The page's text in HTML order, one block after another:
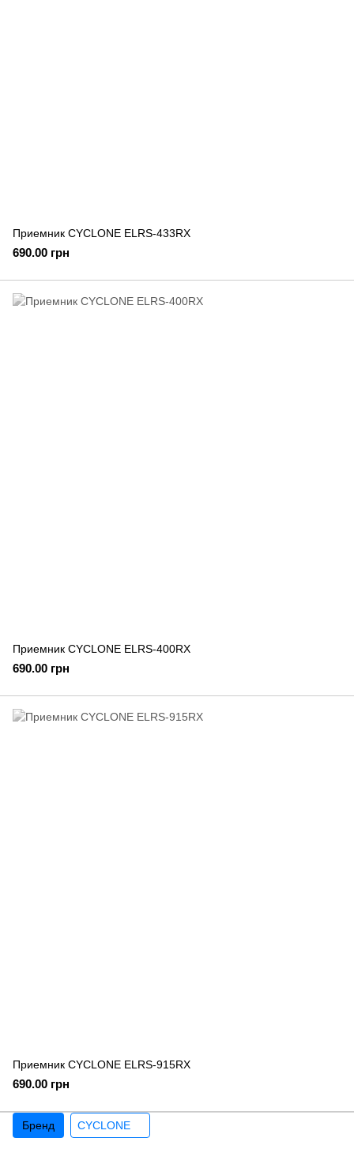
Приемник CYCLONE ELRS-433RX
690.00 грн
Приемник CYCLONE ELRS-400RX
690.00 грн
Приемник CYCLONE ELRS-915RX
690.00 грн
Бренд CYCLONE